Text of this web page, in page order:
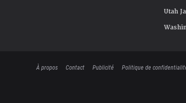
Utah
À propos Contact Publicité Politique de